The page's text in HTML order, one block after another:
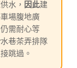
水， 因此建
車場腹地廣
需耐心等
水巷茶弄排隊
跳過。